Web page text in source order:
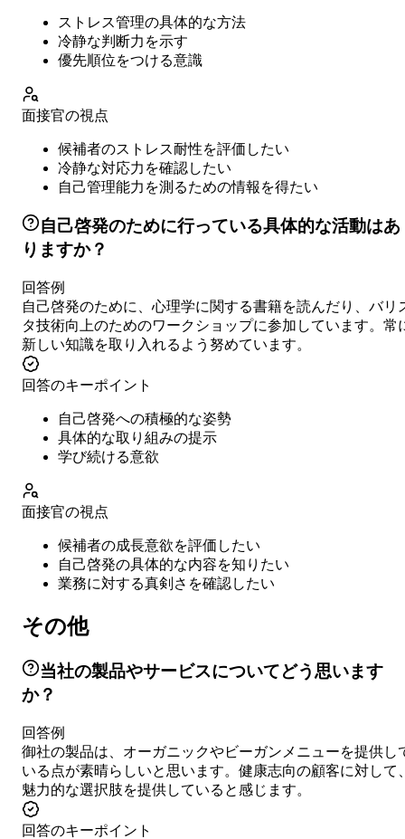
ストレス管理の具体的な方法
冷静な判断力を示す
優先順位をつける意識
面接官の視点
候補者のストレス耐性を評価したい
冷静な対応力を確認したい
自己管理能力を測るための情報を得たい
自己啓発のために行っている具体的な活動はあ
りますか？
回答例
自己啓発のために、心理学に関する書籍を読んだり、バリ
タ技術向上のためのワークショップに参加しています。常
新しい知識を取り入れるよう努めています。
回答のキーポイント
自己啓発への積極的な姿勢
具体的な取り組みの提示
学び続ける意欲
面接官の視点
候補者の成長意欲を評価したい
自己啓発の具体的な内容を知りたい
業務に対する真剣さを確認したい
その他
当社の製品やサービスについてどう思います
か？
回答例
御社の製品は、オーガニックやビーガンメニューを提供し
いる点が素晴らしいと思います。健康志向の顧客に対して
魅力的な選択肢を提供していると感じます。
回答のキーポイント